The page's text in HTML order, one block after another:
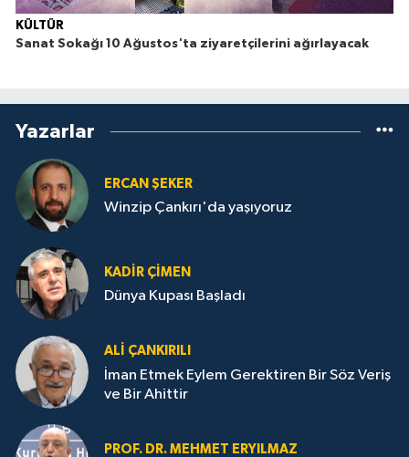
KÜLTÜR
Sanat Sokağı 10 Ağustos'ta ziyaretçilerini ağırlayacak
Yazarlar
ERCAN ŞEKER
Winzip Çankırı'da yaşıyoruz
KADIR ÇIMEN
Dünya Kupası Başladı
ALI ÇANKIRILI
İman Etmek Eylem Gerektiren Bir Söz Veriş
ve Bir Ahittir
PROF. DR. MEHMET ERYILMAZ